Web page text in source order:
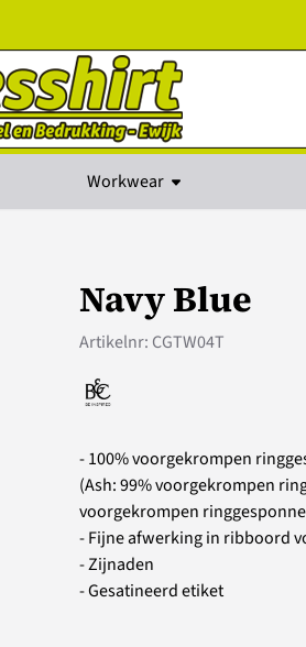
Workwear
Navy Blue
Artikelnr: CGTW04T
- 100% voorgekrompen
(Ash: 99% voorgekrompen
voorgekrompen
- Fijne afwerking in ribboord
- Zijnaden
- Gesatineerd etiket